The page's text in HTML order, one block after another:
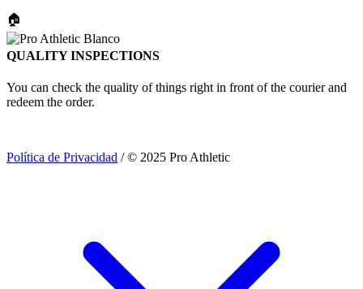
🏠
QUALITY INSPECTIONS
You can check the quality of things right in front of the courier and
redeem the order.
Política de Privacidad / © 2025 Pro Athletic